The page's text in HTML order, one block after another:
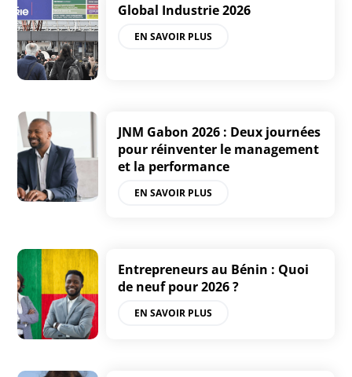
Global Industrie 2026
EN SAVOIR PLUS
JNM Gabon 2026 : Deux journées
pour réinventer le management
et la performance
EN SAVOIR PLUS
Entrepreneurs au Bénin : Quoi
de neuf pour 2026 ?
EN SAVOIR PLUS